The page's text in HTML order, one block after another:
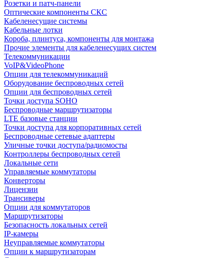
Розетки и патч-панели
Оптические компоненты СКС
Кабеленесущие системы
Кабельные лотки
Короба, плинтуса, компоненты для монтажа
Прочие элементы для кабеленесущих систем
Телекоммуникации
VoIP&VideoPhone
Опции для телекоммуникаций
Оборудование беспроводных сетей
Опции для беспроводных сетей
Точки доступа SOHO
Беспроводные маршрутизаторы
LTE базовые станции
Точки доступа для корпоративных сетей
Беспроводные сетевые адаптеры
Уличные точки доступа/радиомосты
Контроллеры беспроводных сетей
Локальные сети
Управляемые коммутаторы
Конверторы
Лицензии
Трансиверы
Опции для коммутаторов
Маршрутизаторы
Безопасность локальных сетей
IP-камеры
Неуправляемые коммутаторы
Опции к маршрутизаторам